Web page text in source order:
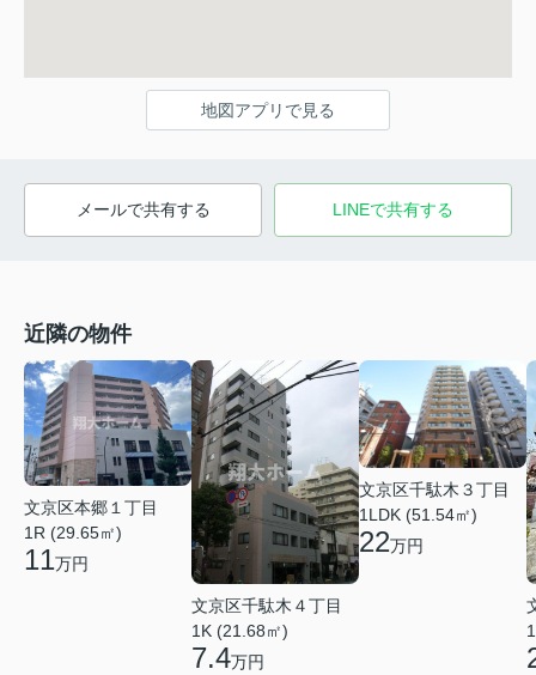
地図アプリで見る
メールで共有する LINEで共有する
近隣の物件
文京区本郷１丁目
1R (29.65㎡)
11万円
文京区千駄木４丁目
1K (21.68㎡)
7.4万円
文京区千駄木３丁目
1LDK (51.54㎡)
22万円